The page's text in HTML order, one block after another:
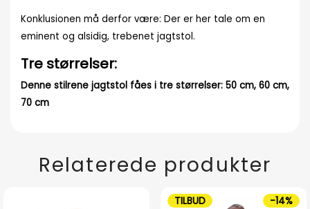
Konklusionen må derfor være: Der er her tale om en
eminent og alsidig, trebenet jagtstol.
Tre størrelser:
Denne stilrene jagtstol fåes i tre størrelser: 50 cm, 60 cm,
70 cm
Relaterede produkter
TILBUD -14%